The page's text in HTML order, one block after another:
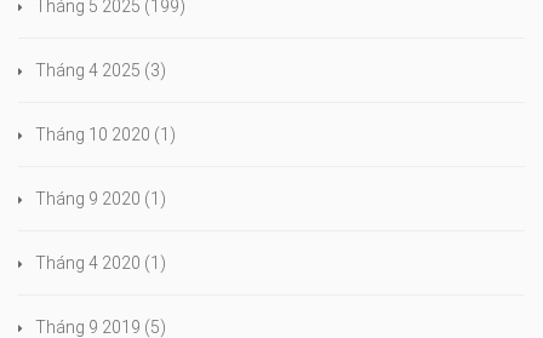
Tháng 5 2025 (199)
Tháng 4 2025 (3)
Tháng 10 2020 (1)
Tháng 9 2020 (1)
Tháng 4 2020 (1)
Tháng 9 2019 (5)